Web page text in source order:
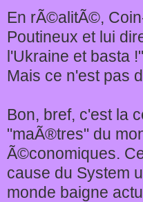
En rÃ©alitÃ©,
Poutineux et lui
l'Ukraine et basta
Mais ce n'est pas
Bon, bref, c'est la
"maÃ®tres" du
Ã©conomiques.
cause du System
monde baigne